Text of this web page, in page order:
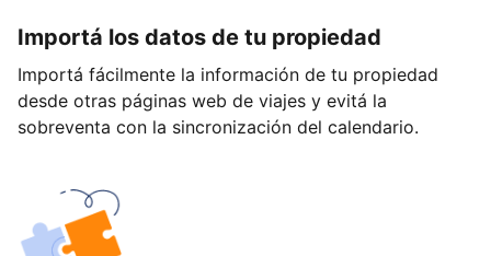
Importá los datos de tu propiedad
Importá fácilmente la información de tu propiedad
desde otras páginas web de viajes y evitá la
sobreventa con la sincronización del calendario.